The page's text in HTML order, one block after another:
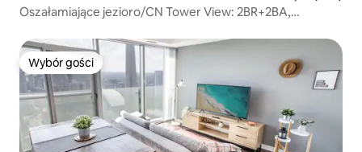
Oszałamiające jezioro/CN Tower View: 2BR+2BA,
Wybór gości
Wybór gości